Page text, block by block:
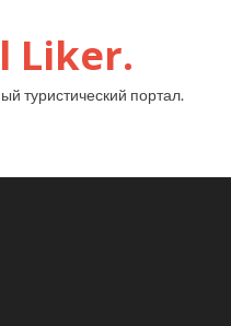
Liker.
туристический портал.